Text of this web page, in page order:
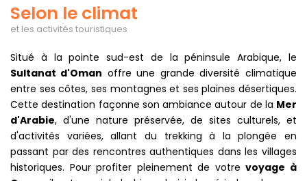
Selon le climat
et les activités touristiques
Situé à la pointe sud-est de la péninsule Arabique, le
Sultanat d'Oman offre une grande diversité climatique
entre ses côtes, ses montagnes et ses plaines désertiques.
Cette destination façonne son ambiance autour de la Mer
d'Arabie, d'une nature préservée, de sites culturels, et
d'activités variées, allant du trekking à la plongée en
passant par des rencontres authentiques dans les villages
historiques. Pour profiter pleinement de votre voyage à